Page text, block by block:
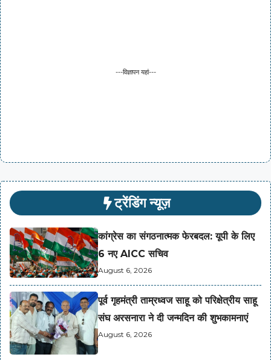
---विज्ञापन यहां---
ट्रेंडिंग न्यूज़
कांग्रेस का संगठनात्मक फेरबदल: यूपी के लिए
6 नए AICC सचिव
August 6, 2026
पूर्व गृहमंत्री ताम्रध्वज साहू को परिक्षेत्रीय साहू
संघ अरसनारा ने दी जन्मदिन की शुभकामनाएं
August 6, 2026